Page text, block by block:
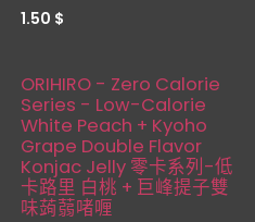
1.50 $
新品！
ORIHIRO - Zero Calorie
Series - Low-Calorie
White Peach + Kyoho
Grape Double Flavor
Konjac Jelly 零卡系列-低
卡路里 白桃 + 巨峰提子雙
味蒟蒻啫喱